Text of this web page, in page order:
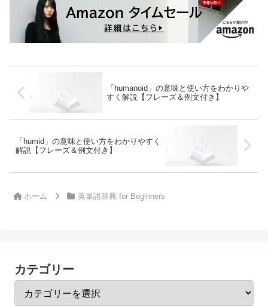
「humanoid」の意味と使い方をわかりや
すく解説【フレーズ＆例文付き】
「humid」の意味と使い方をわかりやすく
解説【フレーズ＆例文付き】
ホーム 英単語辞典 for Beginners
カテゴリー